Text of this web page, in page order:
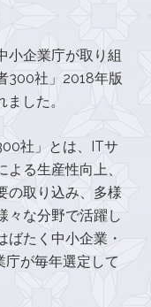
小企業庁が取り組
300社」2018年版
した。
社」とは、ITサ
る生産性向上、
の取り込み、多様
々な分野で活躍し
ばたく中小企業・
が毎年選定して